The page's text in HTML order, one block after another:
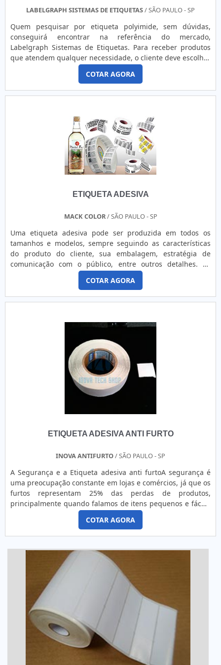
LABELGRAPH SISTEMAS DE ETIQUETAS/ SÃO PAULO - SP
Quem pesquisar por etiqueta polyimide, sem dúvidas,
conseguirá encontrar na referência do mercado,
Labelgraph Sistemas de Etiquetas. Para receber produtos
que atendem qualquer necessidade, o cliente deve escolher
uma organização que se destaque por um bom suporte
pré-venda e tenha ampla experiência no ramo.Quando o
tema é etiqueta polyimide, com os melhores profissionais
da Labelgraph Sistemas de Etiquetas o cliente encontrará
COTAR AGORA
ETIQUETA ADESIVA
MACK COLOR/ SÃO PAULO - SP
Uma etiqueta adesiva pode ser produzida em todos os
tamanhos e modelos, sempre seguindo as características
do produto do cliente, sua embalagem, estratégia de
comunicação com o público, entre outros detalhes. As
etiquetas podem ser obtidas também em impressoras que
trabalham no sistema de termotransferência.Para
campanhas promocionais, as etiquetas podem ser
impressas de algumas formas, entre as quais estão:
tiragens; Impressão digital para tiragens
ajudar a manter as etiquetas em bom estado em condições
adversas. No caso de exposição das etiquetas adesivas às
intempéries do tempo, é essencial utilizar acabamento com
verniz ultravioleta. Outra opção é o tratamento corona.A
Mack Color é referência em etiqueta adesiva com um
perfeito acabamento, feitas totalmente de acordo com o
COTAR AGORA
ETIQUETA ADESIVA ANTI FURTO
INOVA ANTIFURTO/ SÃO PAULO - SP
A Segurança e a Etiqueta adesiva anti furtoA segurança é
uma preocupação constante em lojas e comércios, já que os
furtos representam 25% das perdas de produtos,
principalmente quando falamos de itens pequenos e fáceis
de esconder, como roupas, bijuterias, entre outros.Apenas o
segurança na loja não impede os furtos, por isso, instala-se
nos produtos a chamada etiqueta adesiva anti furto, que
aquele produto está sendo roubado.As etiquetas são feitas
de papel couchê, são finas e muito parecidas com etiquetas
de código de barras. Normalmente, são encontradas em
dois tipos: com placas metálicas que, ao passar pelo
alarme, emite uma frequência específica, ou a mais
utilizada que é composta de uma microbateria e uma
antena com duas frequências (RF e AM) em seu interior, que
emite uma frequência magnética para o receptor instalado
na saída da loja, disparando o alarme. Por serem pequenas,
acabam passando despercebidas e a pessoa que está
furtando não retira a etiqueta, sendo facilmente
COTAR AGORA